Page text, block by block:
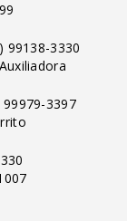
99138-3330
99979-3397